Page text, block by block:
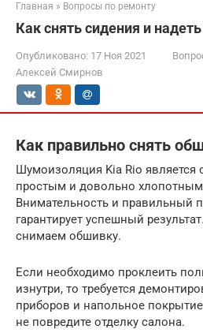
Главная » Вопросы по ремонту
Как снять сидения и
Опубликовано: 17 Ноя 2021
Алексей Смирнов
Как правильно снять
Шумоизоляция Kia Rio является
простым и довольно
Внимательность и правильный
гарантирует успешный
снимаем обшивку.
Если необходимо проклеить
изнутри, то требуется
приборов и напольное
не повредите отделку салона.